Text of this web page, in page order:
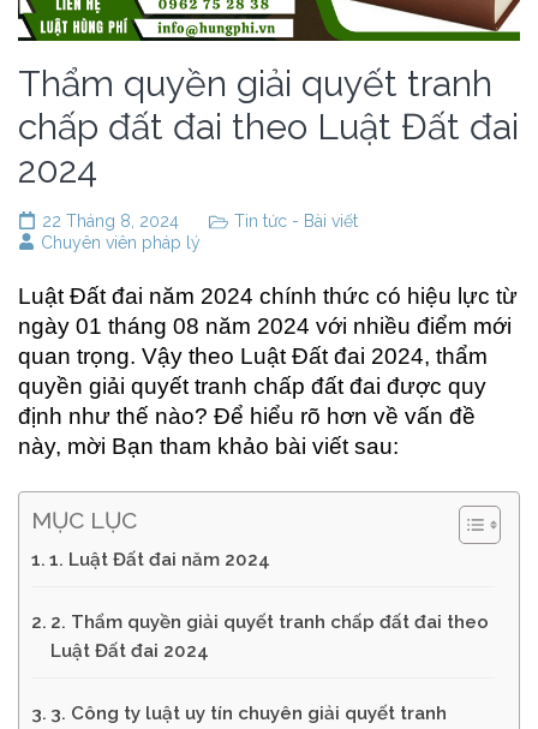
Thẩm quyền giải quyết tranh
chấp đất đai theo Luật Đất đai
2024
22 Tháng 8, 2024
Tin tức - Bài viết
Chuyên viên pháp lý
Luật Đất đai năm 2024 chính thức có hiệu lực từ
ngày 01 tháng 08 năm 2024 với nhiều điểm mới
quan trọng. Vậy theo Luật Đất đai 2024, thẩm
quyền giải quyết tranh chấp đất đai được quy
định như thế nào? Để hiểu rõ hơn về vấn đề
này, mời Bạn tham khảo bài viết sau:
MỤC LỤC
1. Luật Đất đai năm 2024
2. Thẩm quyền giải quyết tranh chấp đất đai theo
Luật Đất đai 2024
3. Công ty luật uy tín chuyên giải quyết tranh